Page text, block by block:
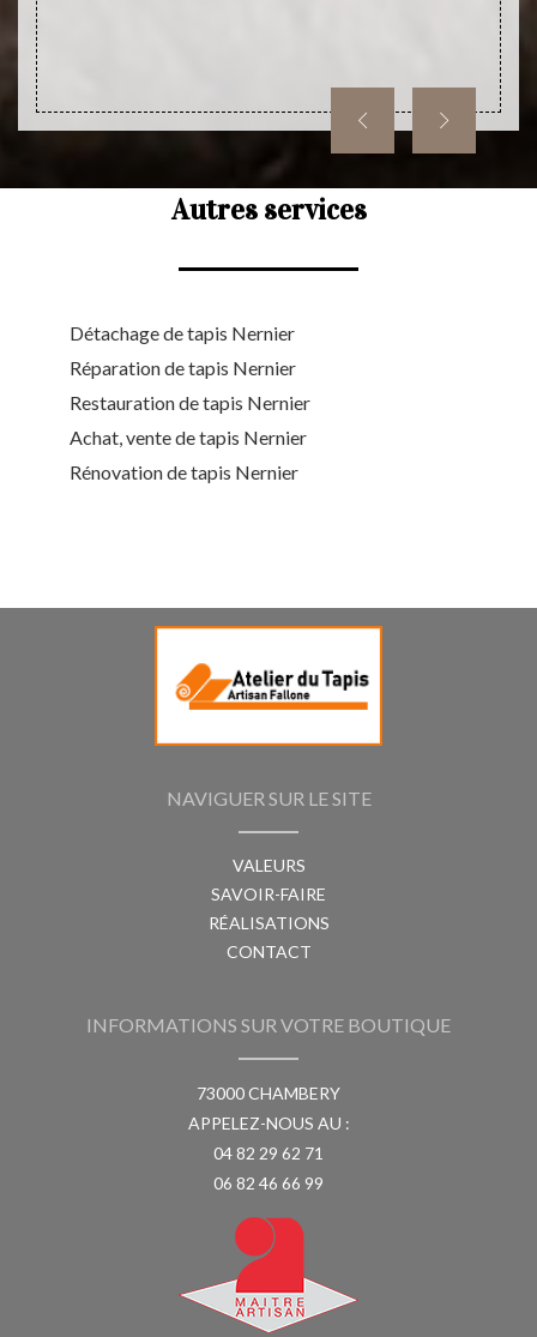
Autres services
Détachage de tapis Nernier
Réparation de tapis Nernier
Restauration de tapis Nernier
Achat, vente de tapis Nernier
Rénovation de tapis Nernier
NAVIGUER SUR LE SITE
VALEURS
SAVOIR-FAIRE
RÉALISATIONS
CONTACT
INFORMATIONS SUR VOTRE BOUTIQUE
73000 CHAMBERY
APPELEZ-NOUS AU :
04 82 29 62 71
06 82 46 66 99